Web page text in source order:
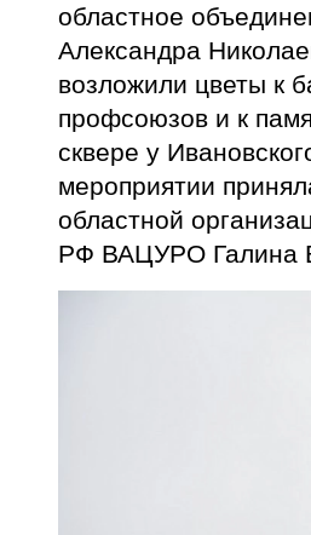
областное
Александра
возложили цветы к
профсоюзов и к
сквере у
мероприятии
областной
РФ ВАЦУРО Галина